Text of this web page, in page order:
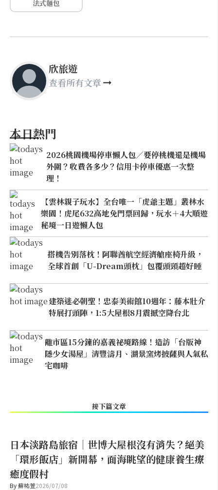
法式麵包
欣旅遊
查看所有文章
本日熱門
2026桃園機場停車懶人包／要停桃機還是機場
外圍？收費各多少？信用卡停車優惠一次整
理！
【雲林親子玩水】全台唯一「虎爺主題」叢林水
樂園！虎尾632高地免門票回歸，玩水＋4大順遊
秘境一日遊懶人包
搭機告別落枕！阿聯酋航空經濟艙座椅升級，
全球首創「U-Dream頭枕」包覆頭頸超好睡
建築迷必朝聖！忠泰美術館10週年：藤本壯介
特展打頭陣，1:5大屋根8月震撼空降台北
離市區15分鐘的嘉義祕境路線！造訪「台版神
隱少女湯屋」清豐濤月、湖景窯烤披薩與人氣私
宅咖啡
接下篇文章
日本淡路島旅宿｜世博大屋根沒有消失？絕美
「環形飯店」新開幕，面海眺望的健康養生療
癒度假村
By蘇祐萱2026/07/08